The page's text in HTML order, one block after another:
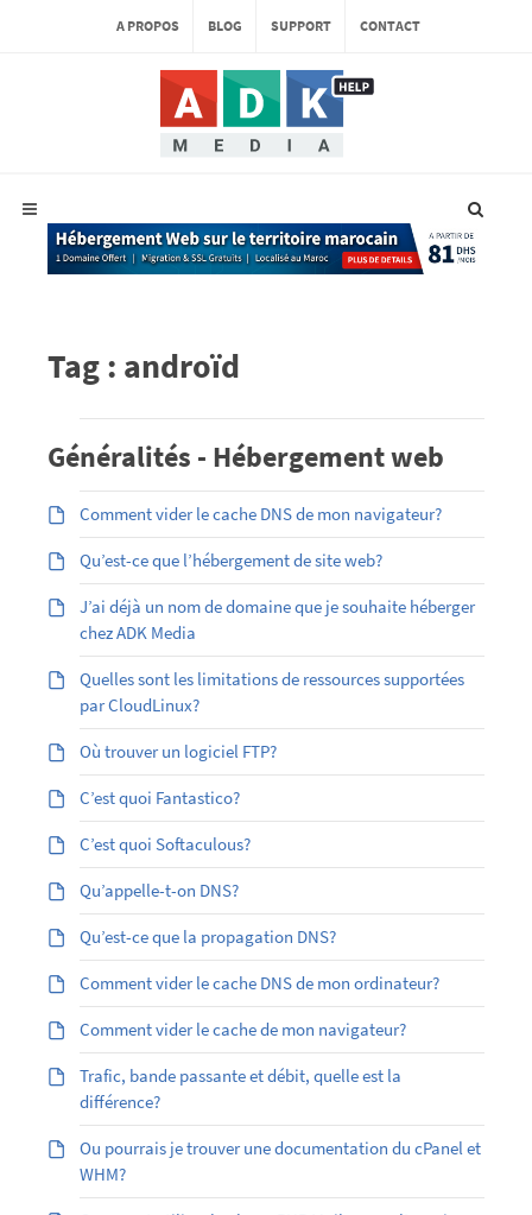
A PROPOS BLOG SUPPORT CONTACT
Tag : androïd
Généralités - Hébergement web
Comment vider le cache DNS de mon navigateur?
Qu’est-ce que l’hébergement de site web?
J’ai déjà un nom de domaine que je souhaite héberger
chez ADK Media
Quelles sont les limitations de ressources supportées
par CloudLinux?
Où trouver un logiciel FTP?
C’est quoi Fantastico?
C’est quoi Softaculous?
Qu’appelle-t-on DNS?
Qu’est-ce que la propagation DNS?
Comment vider le cache DNS de mon ordinateur?
Comment vider le cache de mon navigateur?
Trafic, bande passante et débit, quelle est la
différence?
Ou pourrais je trouver une documentation du cPanel et
WHM?